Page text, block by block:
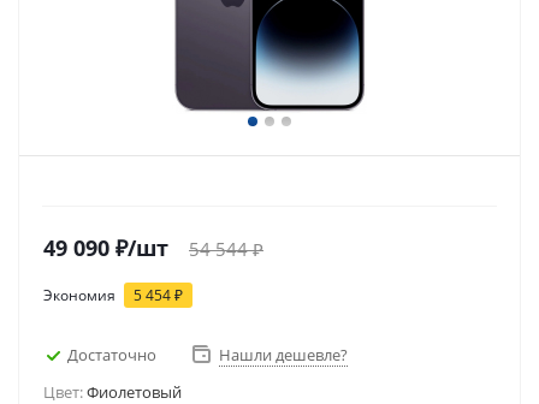
49 090 ₽/шт 54 544₽
Экономия 5 454₽
Достаточно
Нашли дешевле?
Цвет:Фиолетовый